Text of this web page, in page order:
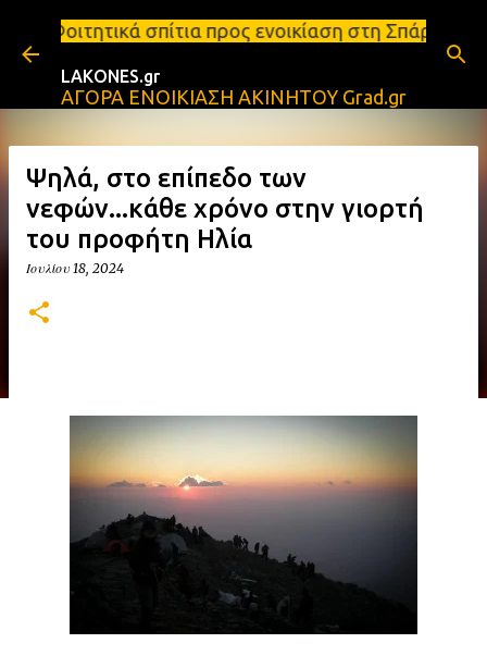
Μετάβαση στο κύριο περιεχόμενο
προς ενοικίαση στη Σπάρτη Ενοικιάσεις
LAKONES.gr
ΑΓΟΡΑ ΕΝΟΙΚΙΑΣΗ ΑΚΙΝΗΤΟΥ Grad.gr
Ψηλά, στο επίπεδο των
νεφών...κάθε χρόνο στην γιορτή
του προφήτη Ηλία
Ιουλίου 18, 2024